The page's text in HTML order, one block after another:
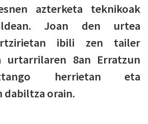
azterketa teknikoak
Joan den urtea
ibili zen tailer
urtarrilaren 8an Erratzun
herrietan eta
dabiltza orain.